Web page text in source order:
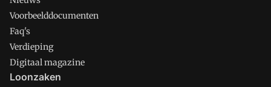
Voorbeelddocumenten
Faq's
Verdieping
Digitaal magazine
Loonzaken